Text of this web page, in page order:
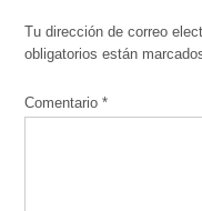
Tu dirección de correo
obligatorios están
Comentario*